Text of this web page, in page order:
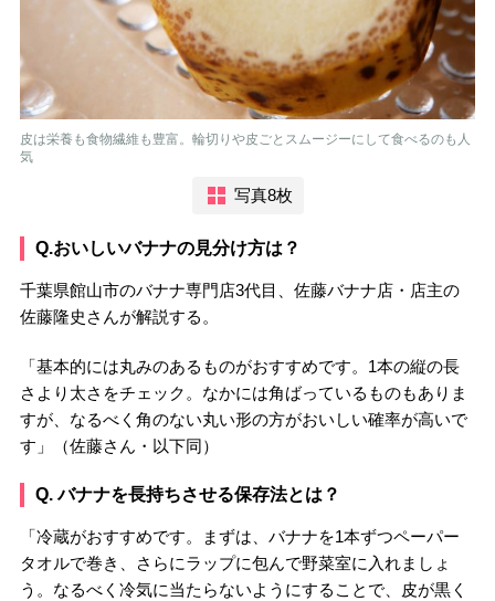
皮は栄養も食物繊維も豊富。輪切りや皮ごとスムージーにして食べるのも人
気
写真8枚
Q.おいしいバナナの見分け方は？
千葉県館山市のバナナ専門店3代目、佐藤バナナ店・店主の
佐藤隆史さんが解説する。
「基本的には丸みのあるものがおすすめです。1本の縦の長
さより太さをチェック。なかには角ばっているものもありま
すが、なるべく角のない丸い形の方がおいしい確率が高いで
す」（佐藤さん・以下同）
Q. バナナを長持ちさせる保存法とは？
「冷蔵がおすすめです。まずは、バナナを1本ずつペーパー
タオルで巻き、さらにラップに包んで野菜室に入れましょ
う。なるべく冷気に当たらないようにすることで、皮が黒く